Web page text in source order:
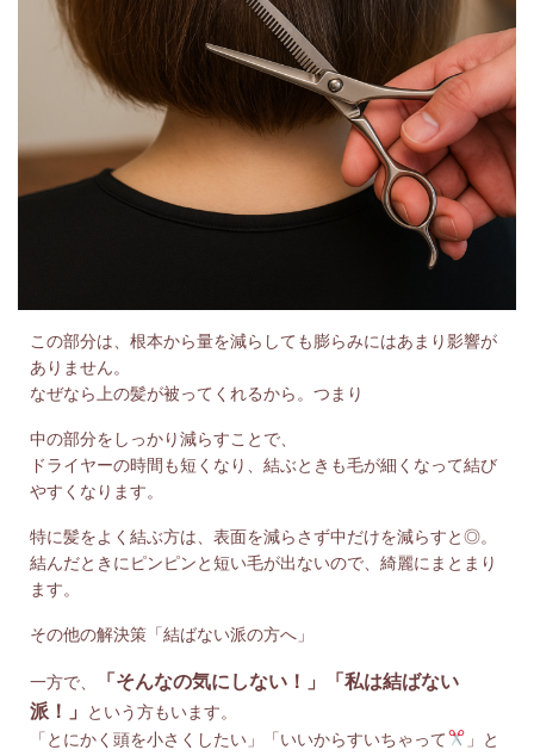
この部分は、根本から量を減らしても膨らみにはあまり影響が
ありません。
なぜなら上の髪が被ってくれるから。つまり
中の部分をしっかり減らすことで、
ドライヤーの時間も短くなり、結ぶときも毛が細くなって結び
やすくなります。
特に髪をよく結ぶ方は、表面を減らさず中だけを減らすと◎。
結んだときにピンピンと短い毛が出ないので、綺麗にまとまり
ます。
その他の解決策「結ばない派の方へ」
一方で、
「そんなの気にしない！」「私は結ばない
派！」
という方もいます。
「とにかく頭を小さくしたい」「いいからすいちゃって
」と